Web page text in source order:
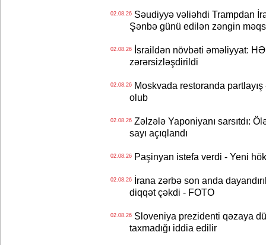
02.08.26Səudiyyə vəliəhdi Trampdan
Şənbə günü edilən zəngin
02.08.26İsraildən növbəti əməliyyat:
zərərsizləşdirildi
02.08.26Moskvada restoranda
olub
02.08.26Zəlzələ Yaponiyanı sarsıtdı:
sayı açıqlandı
02.08.26Paşinyan istefa verdi - Yeni
02.08.26İrana zərbə son anda
diqqət çəkdi - FOTO
02.08.26Sloveniya prezidenti qəzaya
taxmadığı iddia edilir